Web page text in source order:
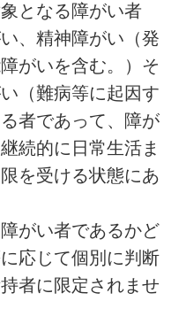
となる障がい者
、精神障がい（発
がいを含む。）そ
（難病等に起因す
者であって、障が
続的に日常生活ま
を受ける状態にあ
がい者であるかど
応じて個別に判断
者に限定されませ